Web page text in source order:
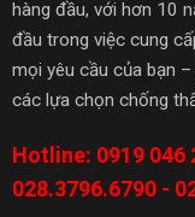
hàng đầu, với hơn 10
đầu trong việc cung
mọi yêu cầu của bạn
các lựa chọn chống
Hotline: 0919 046
028.3796.6790 -